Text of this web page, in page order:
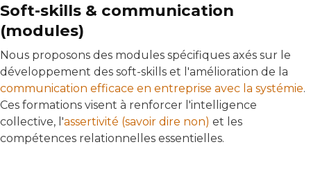
Soft-skills & communication
(modules)
Nous proposons des modules spécifiques axés sur le
développement des soft-skills et l'amélioration de la
communication efficace en entreprise avec la systémie.
Ces formations visent à renforcer l'intelligence
collective, l'assertivité (savoir dire non) et les
compétences relationnelles essentielles.